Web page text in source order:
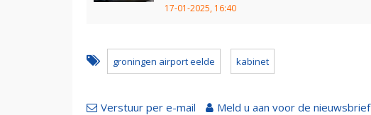
17-01-2025, 16:40
groningen airport eelde kabinet
Verstuur per e-mail Meld u aan voor de nieuwsbrief